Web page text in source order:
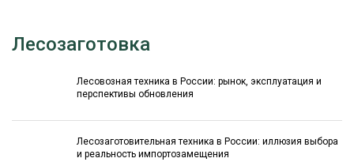
Лесозаготовка
Лесовозная техника в России: рынок, эксплуатация и
перспективы обновления
Лесозаготовительная техника в России: иллюзия выбора
и реальность импортозамещения